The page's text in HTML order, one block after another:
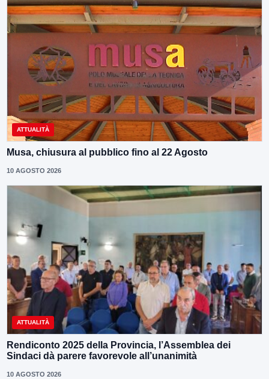
ATTUALITÀ
Musa, chiusura al pubblico fino al 22 Agosto
10 AGOSTO 2026
ATTUALITÀ
Rendiconto 2025 della Provincia, l’Assemblea dei
Sindaci dà parere favorevole all’unanimità
10 AGOSTO 2026